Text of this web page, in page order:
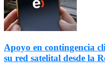
Apoyo en contingencia
su red satelital desde la